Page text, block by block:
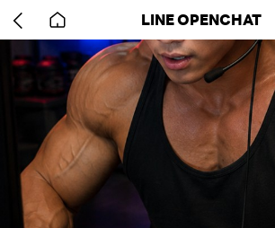
back
to
home
LINE OPENCHAT